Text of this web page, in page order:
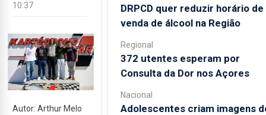
10:37
Autor: Arthur Melo
DRPCD quer reduzir horário de
venda de álcool na Região
Regional
372 utentes esperam por
Consulta da Dor nos Açores
Nacional
Adolescentes criam imagens